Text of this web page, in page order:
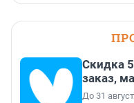
Скидка
заказ,
До 31